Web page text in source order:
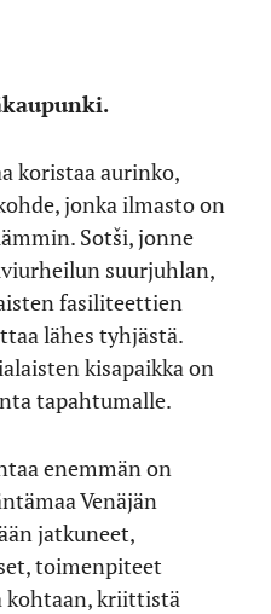
koristaa aurinko,
jonka ilmasto on
Sotši, jonne
suurjuhlan,
fasiliteettien
lähes tyhjästä.
kisapaikka on
tapahtumalle.
enemmän on
Venäjän
jatkuneet,
toimenpiteet
kohtaan, kriittistä